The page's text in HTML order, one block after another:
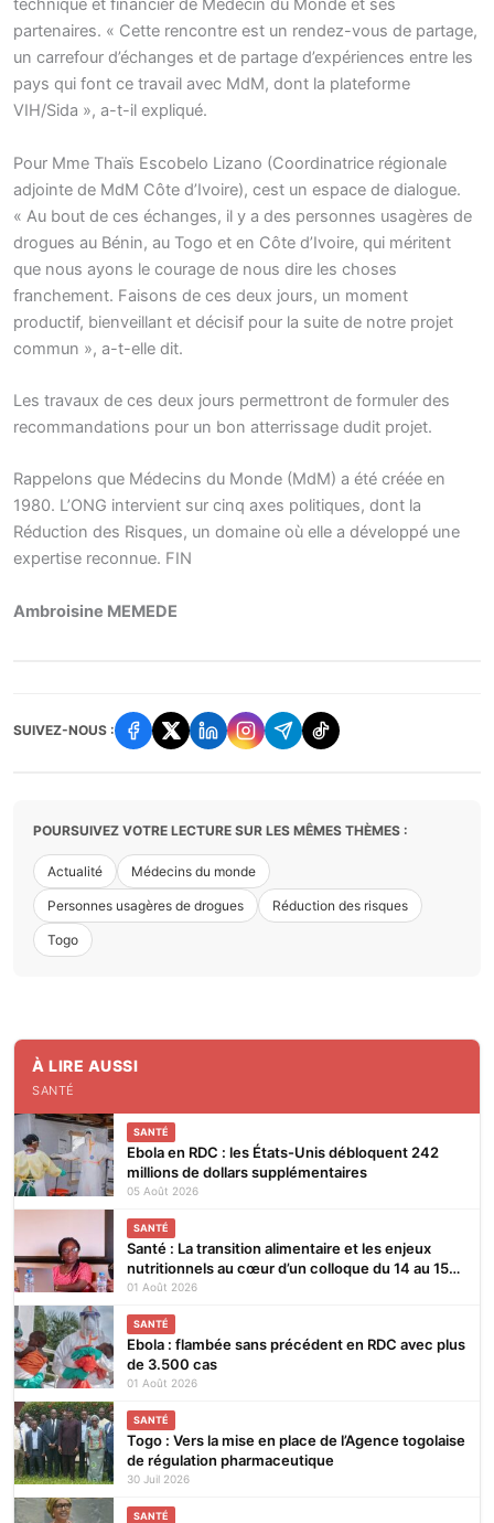
technique et financier de Médecin du Monde et ses
partenaires. « Cette rencontre est un rendez-vous de partage,
un carrefour d’échanges et de partage d’expériences entre les
pays qui font ce travail avec MdM, dont la plateforme
VIH/Sida », a-t-il expliqué.
Pour Mme Thaïs Escobelo Lizano (Coordinatrice régionale
adjointe de MdM Côte d’Ivoire), cest un espace de dialogue.
« Au bout de ces échanges, il y a des personnes usagères de
drogues au Bénin, au Togo et en Côte d’Ivoire, qui méritent
que nous ayons le courage de nous dire les choses
franchement. Faisons de ces deux jours, un moment
productif, bienveillant et décisif pour la suite de notre projet
commun », a-t-elle dit.
Les travaux de ces deux jours permettront de formuler des
recommandations pour un bon atterrissage dudit projet.
Rappelons que Médecins du Monde (MdM) a été créée en
1980. L’ONG intervient sur cinq axes politiques, dont la
Réduction des Risques, un domaine où elle a développé une
expertise reconnue. FIN
Ambroisine MEMEDE
SUIVEZ-NOUS :
POURSUIVEZ VOTRE LECTURE SUR LES MÊMES THÈMES :
Actualité Médecins du monde
Personnes usagères de drogues Réduction des risques
Togo
À LIRE AUSSI
SANTÉ
SANTÉ
Ebola en RDC : les États-Unis débloquent 242
millions de dollars supplémentaires
05 Août 2026
SANTÉ
Santé : La transition alimentaire et les enjeux
nutritionnels au cœur d’un colloque du 14 au 15
août 2026 à Lomé
01 Août 2026
SANTÉ
Ebola : flambée sans précédent en RDC avec plus
de 3.500 cas
01 Août 2026
SANTÉ
Togo : Vers la mise en place de l’Agence togolaise
de régulation pharmaceutique
30 Juil 2026
SANTÉ